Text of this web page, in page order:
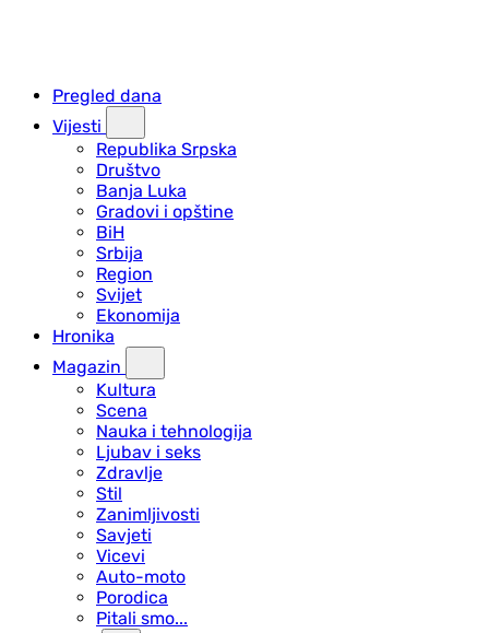
Pregled dana
Vijesti
Republika Srpska
Društvo
Banja Luka
Gradovi i opštine
BiH
Srbija
Region
Svijet
Ekonomija
Hronika
Magazin
Kultura
Scena
Nauka i tehnologija
Ljubav i seks
Zdravlje
Stil
Zanimljivosti
Savjeti
Vicevi
Auto-moto
Porodica
Pitali smo...